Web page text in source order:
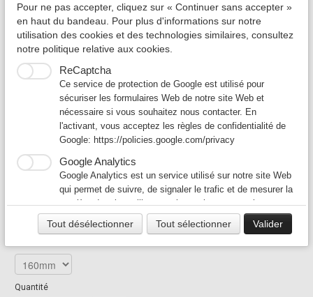
Contact
TRAPPE DE VISITE
POUR CONDUIT
CIRCULAIRE RIGIDE
18,00 €
En stock, expédié dès demain
Quantité
Pour ne pas accepter, cliquez sur « Continuer sans accepter »
en haut du bandeau. Pour plus d'informations sur notre
utilisation des cookies et des technologies similaires, consultez
notre politique relative aux cookies.
ReCaptcha
Ce service de protection de Google est utilisé pour
sécuriser les formulaires Web de notre site Web et
nécessaire si vous souhaitez nous contacter. En
l'activant, vous acceptez les règles de confidentialité de
Google: https://policies.google.com/privacy
Google Analytics
Google Analytics est un service utilisé sur notre site Web
qui permet de suivre, de signaler le trafic et de mesurer la
manière dont les utilisateurs interagissent avec le contenu
de notre site Web afin de l’améliorer et de fournir de
meilleurs services.
Google Ad
Notre site Web utilise Google Ads pour afficher du
Tout désélectionner Tout sélectionner Valider